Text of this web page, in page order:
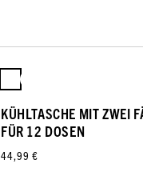
KÜHLTASCHE MIT ZWEI
FÜR 12 DOSEN
44,99 €